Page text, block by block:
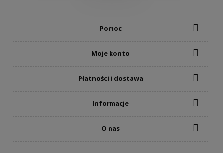
Pomoc
Moje konto
Płatności i dostawa
Informacje
O nas